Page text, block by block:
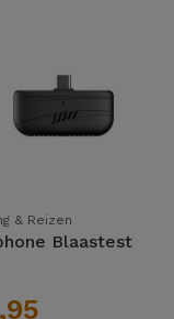
& Reizen
Blaastest